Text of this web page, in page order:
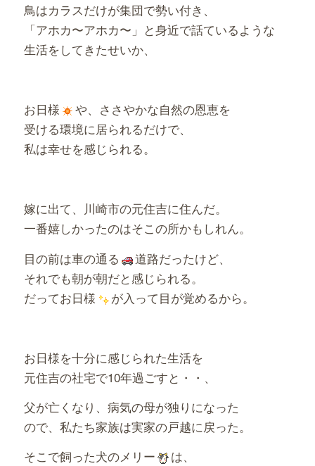
鳥はカラスだけが集団で勢い付き、
「アホカ〜アホカ〜」と身近で話ているような
生活をしてきたせいか、
お日様
や、ささやかな自然の恩恵を
受ける環境に居られるだけで、
私は幸せを感じられる。
嫁に出て、川崎市の元住吉に住んだ。
一番嬉しかったのはそこの所かもしれん。
目の前は車の通る
道路だったけど、
それでも朝が朝だと感じられる。
だってお日様
が入って目が覚めるから。
お日様を十分に感じられた生活を
元住吉の社宅で10年過ごすと・・、
父が亡くなり、病気の母が独りになった
ので、私たち家族は実家の戸越に戻った。
そこで飼った犬のメリー
は、